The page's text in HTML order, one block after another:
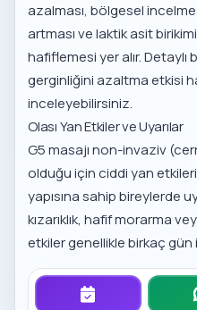
azalması, bölgesel
artması ve laktik asit
hafiflemesi yer alır. Detaylı
gerginliğini azaltma etkisi
inceleyebilirsiniz.
Olası Yan Etkiler ve Uyarılar
G5 masajı non-invaziv
olduğu için ciddi yan
yapısına sahip bireylerde
kızarıklık, hafif morarma
etkiler genellikle birkaç